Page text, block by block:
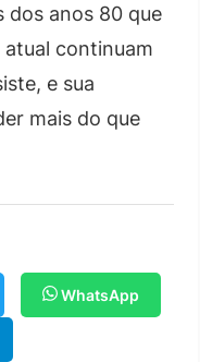
dos anos 80 que
continuam
e sua
mais do que
WhatsApp